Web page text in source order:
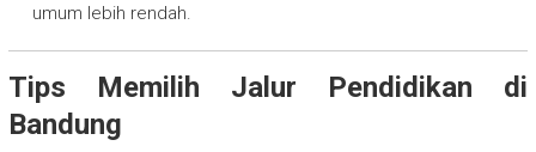
umum lebih rendah.
Tips Memilih Jalur Pendidikan di
Bandung